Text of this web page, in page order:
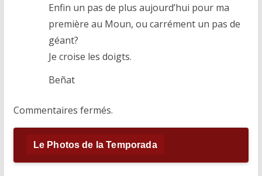
Enfin un pas de plus aujourd’hui pour ma
première au Moun, ou carrément un pas de
géant?
Je croise les doigts.
Beñat
Commentaires fermés.
Le Photos de la Temporada